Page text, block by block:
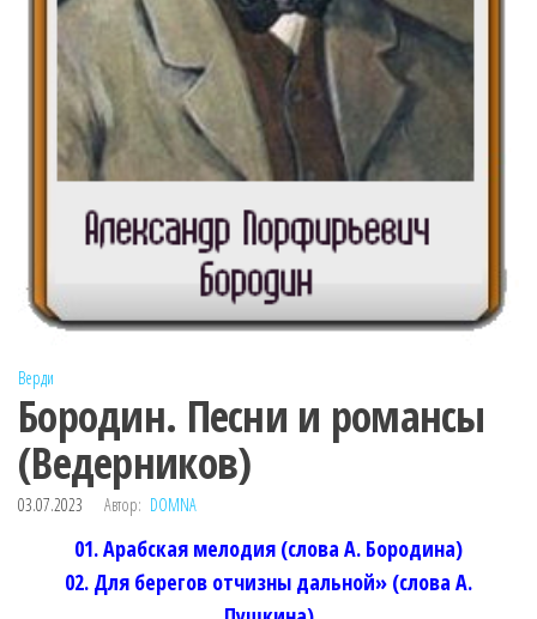
Верди
Бородин. Песни и романсы
(Ведерников)
03.07.2023 Автор: DOMNA
01. Арабская мелодия (слова А. Бородина)
02. Для берегов отчизны дальной» (слова А.